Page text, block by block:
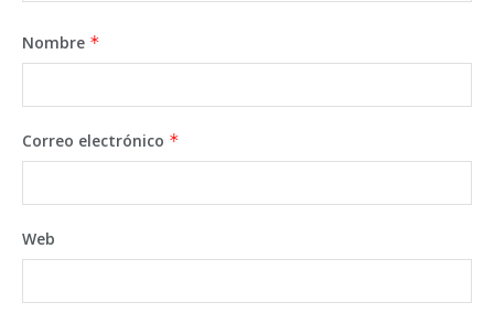
Nombre *
Correo electrónico *
Web